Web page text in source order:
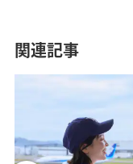
関連記事